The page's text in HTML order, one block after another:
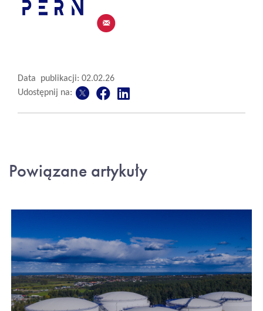
Data publikacji: 02.02.26
Udostępnij na:
Powiązane artykuły